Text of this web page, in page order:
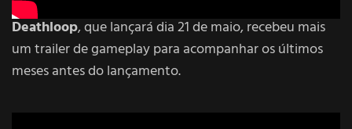
Deathloop, que lançará dia 21 de maio, recebeu mais
um trailer de gameplay para acompanhar os últimos
meses antes do lançamento.